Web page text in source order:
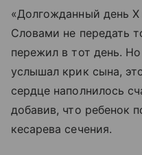
«Долгожданный день Х
Словами не передать
пережил в тот день.
услышал крик сына,
сердце наполнилось
добавив, что ребенок
кесарева сечения.